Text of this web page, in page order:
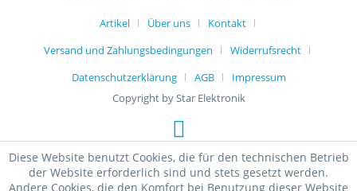
Artikel Über uns
Kontakt
Versand und Zahlungsbedingungen
Widerrufsrecht
Datenschutzerklärung
AGB
Impressum
Copyright by Star Elektronik
Diese Website benutzt Cookies, die für den technischen Betrieb
der Website erforderlich sind und stets gesetzt werden.
Andere Cookies, die den Komfort bei Benutzung dieser Website